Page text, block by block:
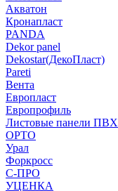
Акватон
Кронапласт
PANDA
Dekor panel
Dekostar(ДекоПласт)
Pareti
Вента
Европласт
Европрофиль
Листовые панели ПВХ
ОРТО
Урал
Форкросс
С-ПРО
УЦЕНКА